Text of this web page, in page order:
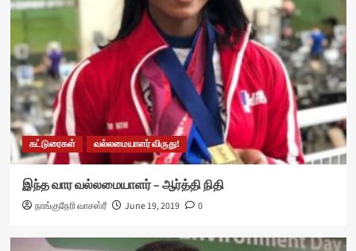
கட்டுரைகள் வல்லமையாளர் விருது!
இந்த வார வல்லமையாளர் – ஆர்த்தி நிதி
நாங்குநேரி வாசஸ்ரீ June 19, 2019 0